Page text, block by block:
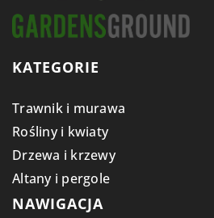
KATEGORIE
Trawnik i murawa
Rośliny i kwiaty
Drzewa i krzewy
Altany i pergole
NAWIGACJA